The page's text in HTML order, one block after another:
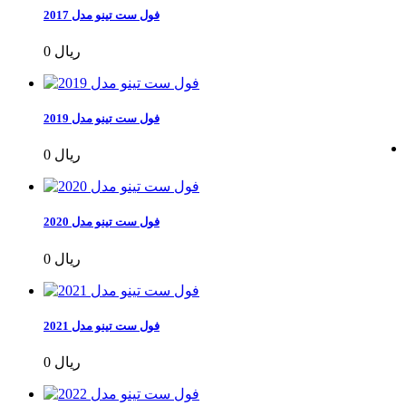
فول ست تینو مدل 2017
0 ریال
فول ست تینو مدل 2019
0 ریال
فول ست تینو مدل 2020
0 ریال
فول ست تینو مدل 2021
0 ریال